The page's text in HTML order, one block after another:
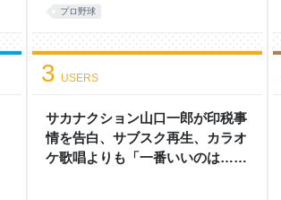
プロ野球
サカナクション山口一郎が印税事
情を告白、サブスク再生、カラオ
ケ歌唱よりも「一番いいのは…」
3 USERS